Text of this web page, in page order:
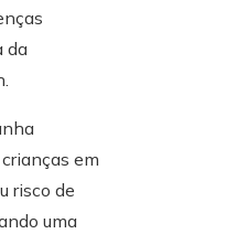
da
em
risco de
uma